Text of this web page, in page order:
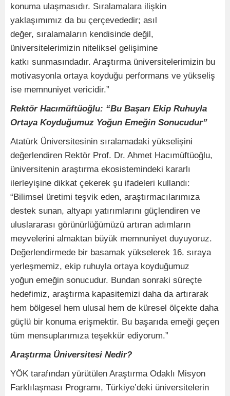
konuma ulaşmasıdır. Sıralamalara ilişkin
yaklaşımımız da bu çerçevededir; asıl
değer, sıralamaların kendisinde değil,
üniversitelerimizin niteliksel gelişimine
katkı sunmasındadır. Araştırma üniversitelerimizin bu
motivasyonla ortaya koyduğu performans ve yükseliş
ise memnuniyet vericidir.”
Rektör Hacımüftüoğlu: “Bu Başarı Ekip Ruhuyla
Ortaya Koyduğumuz Yoğun Emeğin Sonucudur”
Atatürk Üniversitesinin sıralamadaki yükselişini
değerlendiren Rektör Prof. Dr. Ahmet Hacımüftüoğlu,
üniversitenin araştırma ekosistemindeki kararlı
ilerleyişine dikkat çekerek şu ifadeleri kullandı:
“Bilimsel üretimi teşvik eden, araştırmacılarımıza
destek sunan, altyapı yatırımlarını güçlendiren ve
uluslararası görünürlüğümüzü artıran adımların
meyvelerini almaktan büyük memnuniyet duyuyoruz.
Değerlendirmede bir basamak yükselerek 16. sıraya
yerleşmemiz, ekip ruhuyla ortaya koyduğumuz
yoğun emeğin sonucudur. Bundan sonraki süreçte
hedefimiz, araştırma kapasitemizi daha da artırarak
hem bölgesel hem ulusal hem de küresel ölçekte daha
güçlü bir konuma erişmektir. Bu başarıda emeği geçen
tüm mensuplarımıza teşekkür ediyorum.”
Araştırma Üniversitesi Nedir?
YÖK tarafından yürütülen Araştırma Odaklı Misyon
Farklılaşması Programı, Türkiye’deki üniversitelerin